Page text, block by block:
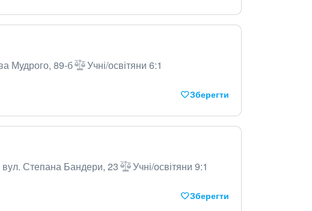
Мудрого, 89-б Учні/освітяни 6:1
Зберегти
вул. Степана Бандери, 23 Учні/освітяни 9:1
Зберегти